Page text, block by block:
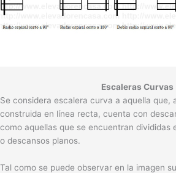
Escaleras Curvas
Se considera escalera curva a aquella que,
construida en línea recta, cuenta con
como aquellas que se encuentran divididas
o descansos planos.
Tal como se puede observar en la imagen